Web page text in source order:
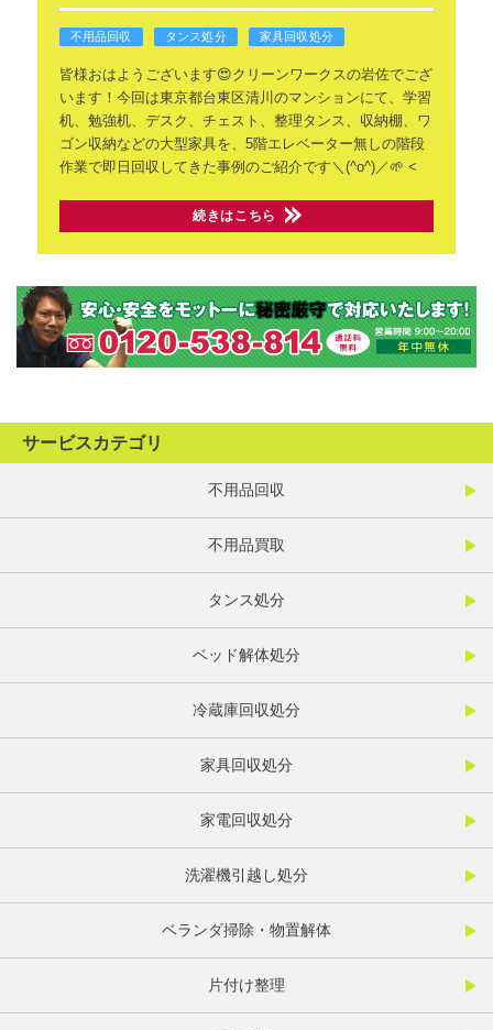
不用品回収 タンス処分 家具回収処分
皆様おはようございます😍クリーンワークスの岩佐でござ
います！今回は東京都台東区清川のマンションにて、学習
机、勉強机、デスク、チェスト、整理タンス、収納棚、ワ
ゴン収納などの大型家具を、5階エレベーター無しの階段
作業で即日回収してきた事例のご紹介です＼(^o^)／🌱 <
続きはこちら
サービスカテゴリ
不用品回収
不用品買取
タンス処分
ベッド解体処分
冷蔵庫回収処分
家具回収処分
家電回収処分
洗濯機引越し処分
ベランダ掃除・物置解体
片付け整理